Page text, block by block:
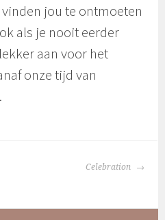
jou te ontmoeten
als je nooit eerder
aan voor het
onze tijd van
Celebration